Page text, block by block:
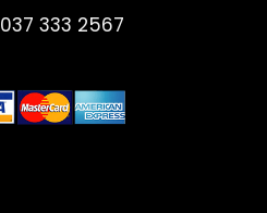
037 333 2567